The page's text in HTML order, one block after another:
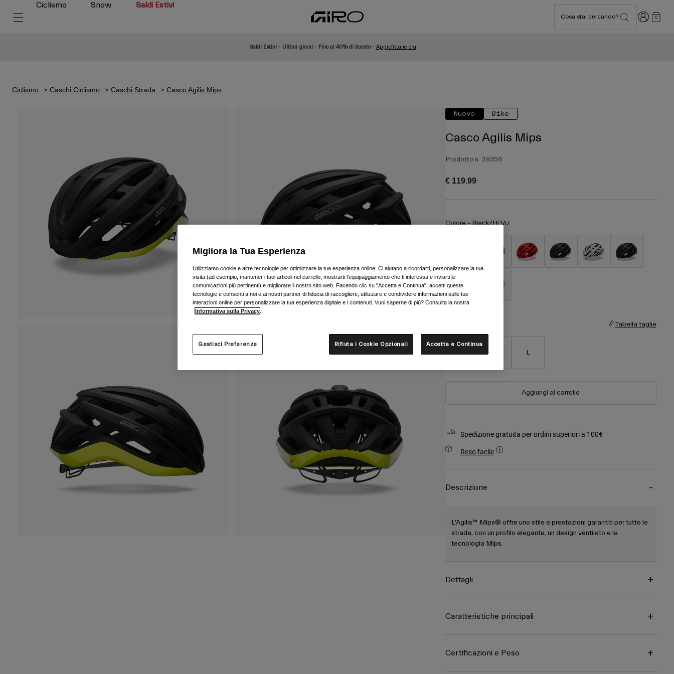
Ciclismo Snow Saldi Estivi
Cosa stai cercando? Accedi
0
Saldi Estivi - Ultimi giorni - Fino al 40% di Sconto - Approfittane ora
Ciclismo Caschi Ciclismo Caschi Strada Casco Agilis Mips
Nuovo Bike
Casco Agilis Mips
Prodotto n. 39356
€ 119.99
Colore -Black/Hi Viz
selezionato
Tabella taglie
S L
Aggiungi al carrello
Spedizione gratuita per ordini superiori a 100€
Reso facile
Descrizione
L'Agilis™ Mips® offre uno stile e prestazioni garantiti per tutte le
strade, con un profilo elegante, un design ventilato e la
tecnologia Mips.
Dettagli
Caratteristiche principali
Certificazioni e Peso
Migliora la Tua Esperienza
Utilizziamo cookie e altre tecnologie per ottimizzare la tua esperienza online. Ci aiutano a ricordarti, personalizzare la tua
visita (ad esempio, mantener i tuoi articoli nel carrello, mostrarti l’equipaggiamento che ti interessa e inviarti le
comunicazioni più pertinenti) e migliorare il nostro sito web. Facendo clic su "Accetta e Continua", accetti queste
tecnologie e consenti a noi e ai nostri partner di fiducia di raccogliere, utilizzare e condividere informazioni sulle tue
interazioni online per personalizzare la tua esperienza digitale e i contenuti. Vuoi saperne di più? Consulta la nostra
Informativa sulla Privacy
Gestisci Preferenze Rifiuta i Cookie Opzionali Accetta e Continua